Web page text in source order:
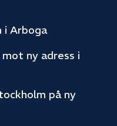
i Arboga
ny adress i
på ny